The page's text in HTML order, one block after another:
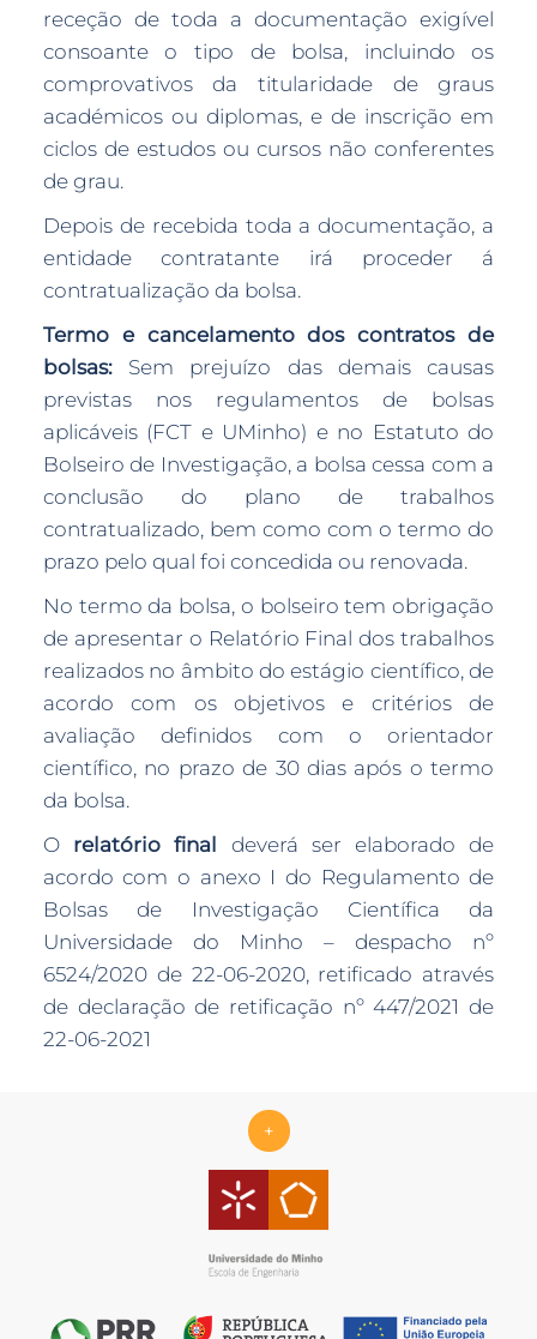
receção de toda a documentação exigível
consoante o tipo de bolsa, incluindo os
comprovativos da titularidade de graus
académicos ou diplomas, e de inscrição em
ciclos de estudos ou cursos não conferentes
de grau.
Depois de recebida toda a documentação, a
entidade contratante irá proceder á
contratualização da bolsa.
Termo e cancelamento dos contratos de
bolsas: Sem prejuízo das demais causas
previstas nos regulamentos de bolsas
aplicáveis (FCT e UMinho) e no Estatuto do
Bolseiro de Investigação, a bolsa cessa com a
conclusão do plano de trabalhos
contratualizado, bem como com o termo do
prazo pelo qual foi concedida ou renovada.
No termo da bolsa, o bolseiro tem obrigação
de apresentar o Relatório Final dos trabalhos
realizados no âmbito do estágio científico, de
acordo com os objetivos e critérios de
avaliação definidos com o orientador
científico, no prazo de 30 dias após o termo
da bolsa.
O relatório final
deverá ser elaborado de
acordo com o anexo I do Regulamento de
Bolsas de Investigação Científica da
Universidade do Minho – despacho nº
6524/2020 de 22-06-2020, retificado através
de declaração de retificação nº 447/2021 de
22-06-2021
+